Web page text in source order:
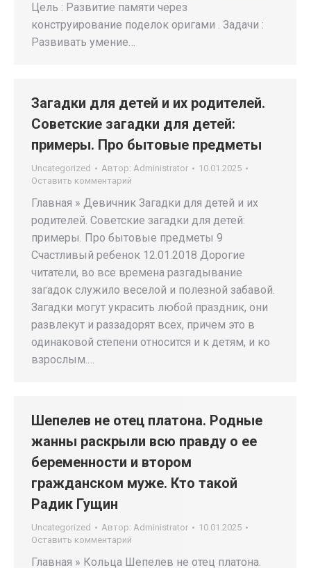
Цель : Развитие памяти через
конструирование поделок оригами . Задачи :
Развивать умение…
Загадки для детей и их родителей.
Советские загадки для детей:
примеры. Про бытовые предметы
Uncategorized Автор: Administrator
10.01.2025
Оставить комментарий
Главная » Девичник Загадки для детей и их
родителей. Советские загадки для детей:
примеры. Про бытовые предметы 9
Счастливый ребенок 12.01.2018 Дорогие
читатели, во все времена разгадывание
загадок служило веселой и полезной забавой.
Загадки могут украсить любой праздник, они
развлекут и раззадорят всех, причем это в
одинаковой степени относится и к детям, и ко
взрослым.…
Шепелев не отец платона. Родные
жанны раскрыли всю правду о ее
беременности и втором
гражданском муже. Кто такой
Радик Гущин
Uncategorized Автор: Administrator
10.01.2025
Оставить комментарий
Главная » Кольца Шепелев не отец платона.